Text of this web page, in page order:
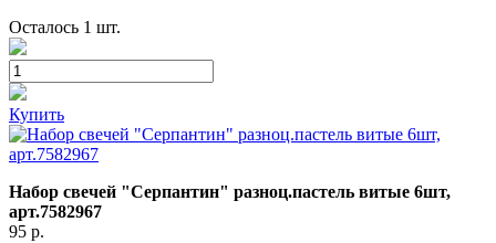
Осталось 1 шт.
Купить
Набор свечей "Серпантин" разноц.пастель витые 6шт,
арт.7582967
95 р.